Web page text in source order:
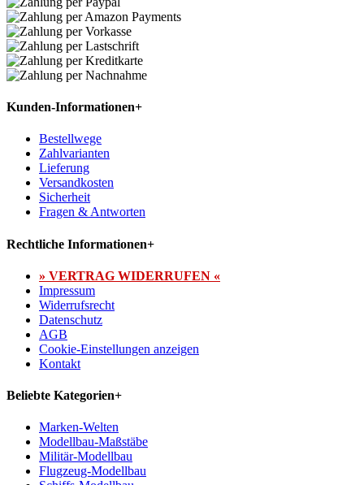
Kunden-Informationen+
Bestellwege
Zahlvarianten
Lieferung
Versandkosten
Sicherheit
Fragen & Antworten
Rechtliche Informationen+
» VERTRAG WIDERRUFEN «
Impressum
Widerrufsrecht
Datenschutz
AGB
Cookie-Einstellungen anzeigen
Kontakt
Beliebte Kategorien+
Marken-Welten
Modellbau-Maßstäbe
Militär-Modellbau
Flugzeug-Modellbau